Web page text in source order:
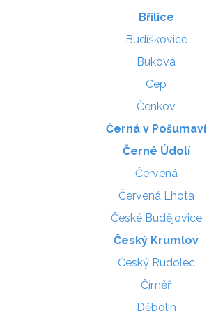
Břilice
Budíškovice
Buková
Cep
Čenkov
Černá v Pošumaví
Černé Údolí
Červená
Červená Lhota
České Budějovice
Český Krumlov
Český Rudolec
Číměř
Děbolín